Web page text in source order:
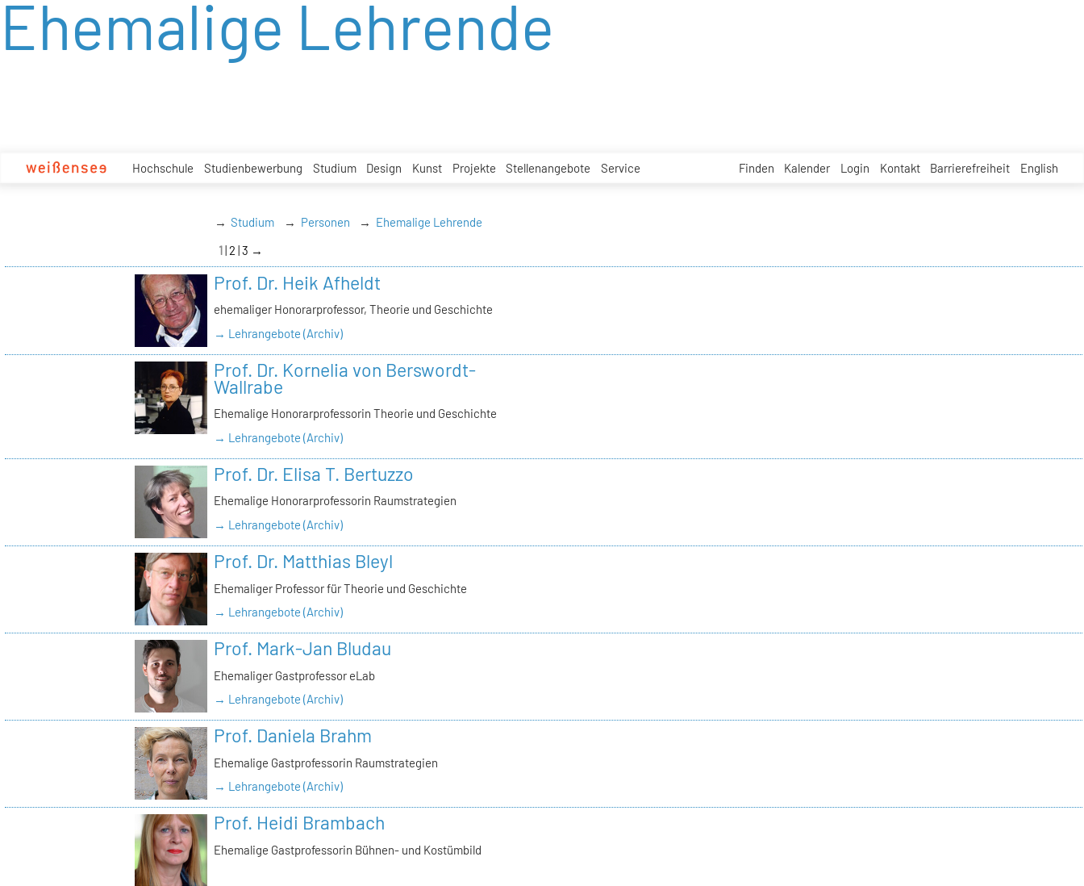
zum
Inhalt
Hochschule Studienbewerbung Studium Design Kunst Projekte Stellenangebote Service Finden Kalender Login Kontakt Barrierefreiheit English
Ehemalige Lehrende
Studium Personen
Ehemalige Lehrende
1 2 3 →
Prof. Dr. Heik Afheldt
ehemaliger Honorarprofessor, Theorie und Geschichte
→ Lehrangebote (Archiv)
Prof. Dr. Kornelia von Berswordt-
Wallrabe
Ehemalige Honorarprofessorin Theorie und Geschichte
→ Lehrangebote (Archiv)
Prof. Dr. Elisa T. Bertuzzo
Ehemalige Honorarprofessorin Raumstrategien
→ Lehrangebote (Archiv)
Prof. Dr. Matthias Bleyl
Ehemaliger Professor für Theorie und Geschichte
→ Lehrangebote (Archiv)
Prof. Mark-Jan Bludau
Ehemaliger Gastprofessor eLab
→ Lehrangebote (Archiv)
Prof. Daniela Brahm
Ehemalige Gastprofessorin Raumstrategien
→ Lehrangebote (Archiv)
Prof. Heidi Brambach
Ehemalige Gastprofessorin Bühnen- und Kostümbild